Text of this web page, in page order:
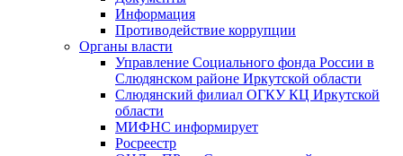
Информация
Противодействие коррупции
Органы власти
Управление Социального фонда России в
Слюдянском районе Иркутской области
Слюдянский филиал ОГКУ КЦ Иркутской
области
МИФНС информирует
Росреестр